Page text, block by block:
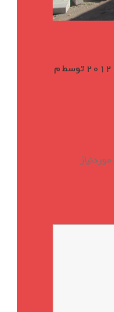
توسطم